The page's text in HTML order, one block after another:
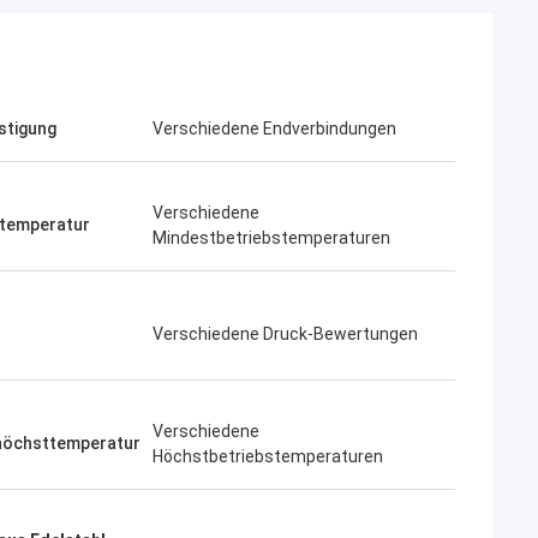
Verschiedene Endverbindungen
Verschiedene
Mindestbetriebstemperaturen
Verschiedene Druck-Bewertungen
Verschiedene
Höchstbetriebstemperaturen